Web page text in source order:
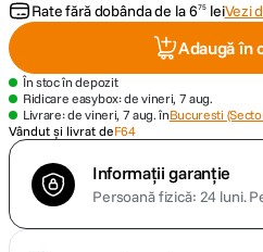
card memorie
8. sony fx
9. dji mic mini
10. dji osmo pocket 4
Rate fără dobânda de la675 leiVezi
Adaugă în
În stoc în depozit
Ridicare easybox: de vineri, 7 aug.
Livrare: de vineri, 7 aug. înBucuresti
Vândut și livrat deF64
Informații garanție
Persoană fizică: 24 luni.